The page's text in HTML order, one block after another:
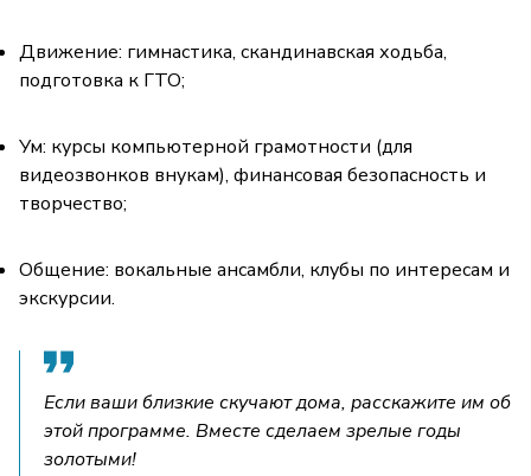
Движение: гимнастика, скандинавская ходьба,
подготовка к ГТО;
Ум: курсы компьютерной грамотности (для
видеозвонков внукам), финансовая безопасность и
творчество;
Общение: вокальные ансамбли, клубы по интересам и
экскурсии.
Если ваши близкие скучают дома, расскажите им об
этой программе. Вместе сделаем зрелые годы
золотыми!